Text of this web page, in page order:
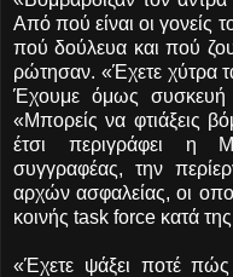
Από πού είναι οι γονείς
πού δούλευα και πού
ρώτησαν. «Έχετε χύτρα
Έχουμε όμως συσκευή
«Μπορείς να φτιάξεις
έτσι περιγράφει η
συγγραφέας, την
αρχών ασφαλείας, οι
κοινής task force κατά
«Έχετε ψάξει ποτέ